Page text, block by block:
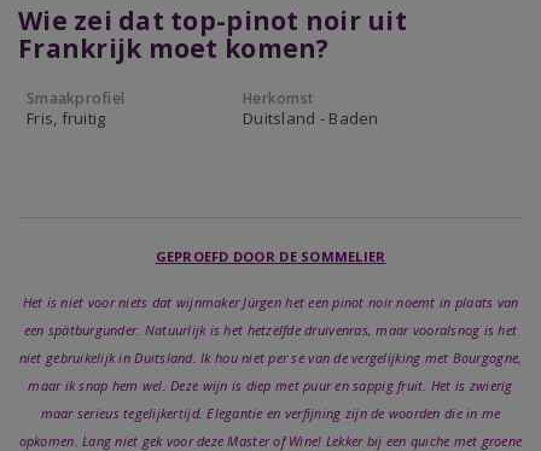
Wie zei dat top-pinot noir uit
Frankrijk moet komen?
Smaakprofiel
Fris, fruitig
Herkomst
Duitsland - Baden
GEPROEFD DOOR DE SOMMELIER
Het is niet voor niets dat wijnmaker Jürgen het een pinot noir noemt in plaats van
een spätburgunder. Natuurlijk is het hetzelfde druivenras, maar vooralsnog is het
niet gebruikelijk in Duitsland. Ik hou niet per se van de vergelijking met Bourgogne,
maar ik snap hem wel. Deze wijn is diep met puur en sappig fruit. Het is zwierig
maar serieus tegelijkertijd. Elegantie en verfijning zijn de woorden die in me
opkomen. Lang niet gek voor deze Master of Wine! Lekker bij een quiche met groene